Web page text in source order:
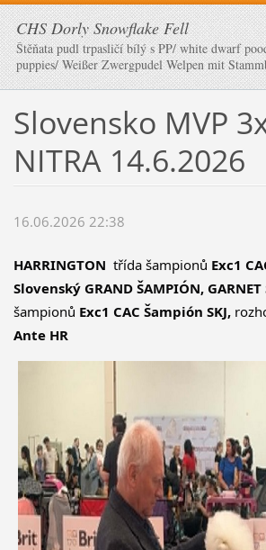
CHS Dorly Snowflake Fell
Štěňata pudl trpasličí bílý s PP/ white dwarf
puppies/ Weißer Zwergpudel Welpen mit
Slovensko MVP
NITRA 14.6.2026
16.06.2026 22:38
HARRINGTON třída šampionů Exc1
Slovenský GRAND ŠAMPIÓN, GARNET
šampionů Exc1 CAC Šampión SKJ,
Ante HR